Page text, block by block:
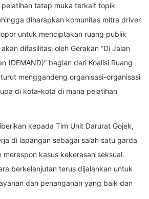
tatap muka terkait topik
diharapkan komunitas mitra driver
untuk menciptakan ruang publik
difasilitasi oleh Gerakan “Di Jalan
(DEMAND)” bagian dari Koalisi Ruang
menggandeng organisasi-organisasi
di kota-kota di mana pelatihan
kepada Tim Unit Darurat Gojek,
di lapangan sebagai salah satu garda
kasus kekerasan seksual.
berkelanjutan terus dijalankan untuk
dan penanganan yang baik dan